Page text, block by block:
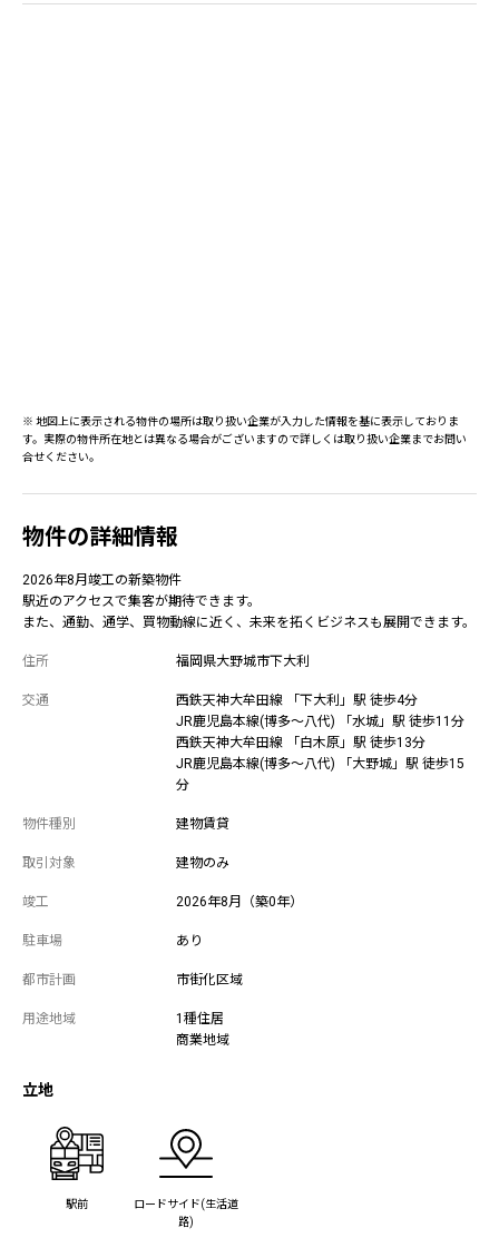
※ 地図上に表示される物件の場所は取り扱い企業が入力した情報を基に表示しておりま
す。実際の物件所在地とは異なる場合がございますので詳しくは取り扱い企業までお問い
合せください。
物件の詳細情報
2026年8月竣工の新築物件
駅近のアクセスで集客が期待できます。
また、通勤、通学、買物動線に近く、未来を拓くビジネスも展開できます。
住所 福岡県大野城市下大利
交通
西鉄天神大牟田線 「下大利」駅 徒歩4分
JR鹿児島本線(博多～八代) 「水城」駅 徒歩11分
西鉄天神大牟田線 「白木原」駅 徒歩13分
JR鹿児島本線(博多～八代) 「大野城」駅 徒歩15
分
物件種別 建物賃貸
取引対象 建物のみ
竣工 2026年8月（築0年）
駐車場 あり
都市計画 市街化区域
用途地域
1種住居
商業地域
立地
駅前
ロードサイド(生活道
路)